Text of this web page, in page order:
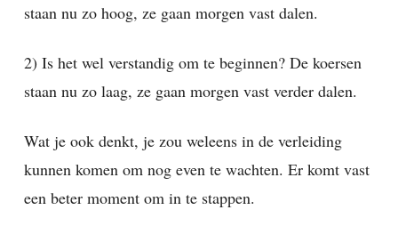
staan nu zo hoog, ze gaan morgen vast dalen.
2) Is het wel verstandig om te beginnen? De koersen
staan nu zo laag, ze gaan morgen vast verder dalen.
Wat je ook denkt, je zou weleens in de verleiding
kunnen komen om nog even te wachten. Er komt vast
een beter moment om in te stappen.